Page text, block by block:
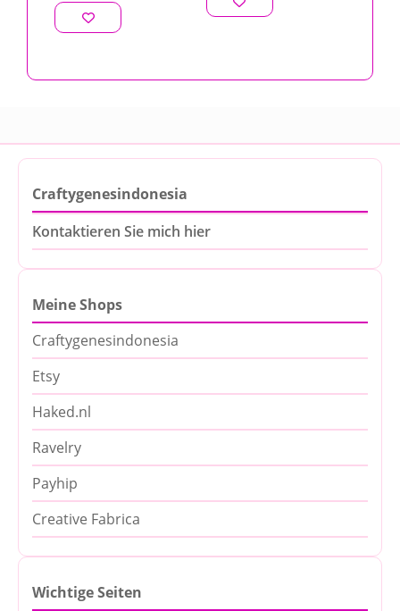
Craftygenesindonesia
Kontaktieren Sie mich hier
Meine Shops
Craftygenesindonesia
Etsy
Haked.nl
Ravelry
Payhip
Creative Fabrica
Wichtige Seiten